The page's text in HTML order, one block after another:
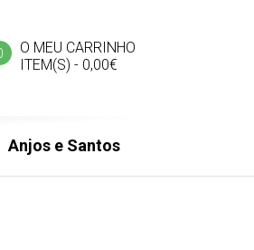
(0)
DE CLIENTE
O MEU CARRINHO
ITEM(S) - 0,00€
Anjos e Santos